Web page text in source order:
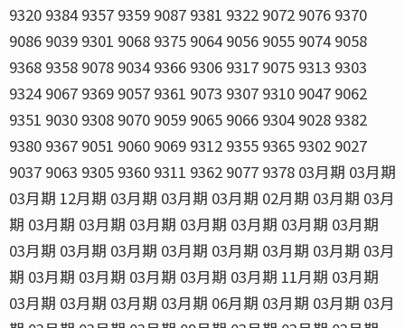
9320 9384 9357 9359 9087 9381 9322 9072 9076 9370
9086 9039 9301 9068 9375 9064 9056 9055 9074 9058
9368 9358 9078 9034 9366 9306 9317 9075 9313 9303
9324 9067 9369 9057 9361 9073 9307 9310 9047 9062
9351 9030 9308 9070 9059 9065 9066 9304 9028 9382
9380 9367 9051 9060 9069 9312 9355 9365 9302 9027
9037 9063 9305 9360 9311 9362 9077 9378 03月期 03月期
03月期 12月期 03月期 03月期 03月期 02月期 03月期 03月
期 03月期 03月期 03月期 03月期 03月期 03月期 03月期
03月期 03月期 03月期 03月期 03月期 03月期 03月期 03月
期 03月期 03月期 03月期 03月期 03月期 11月期 03月期
03月期 03月期 03月期 03月期 06月期 03月期 03月期 03月